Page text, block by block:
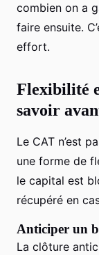
combien on a
faire ensuite.
effort.
Flexibilité
savoir
Le CAT n’est
une forme de
le capital est
récupéré en
Anticiper un
La clôture